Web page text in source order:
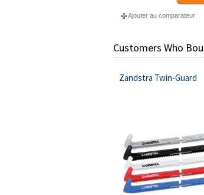
Ajouter au comparateur
Customers Who
Zandstra Twin-Guard